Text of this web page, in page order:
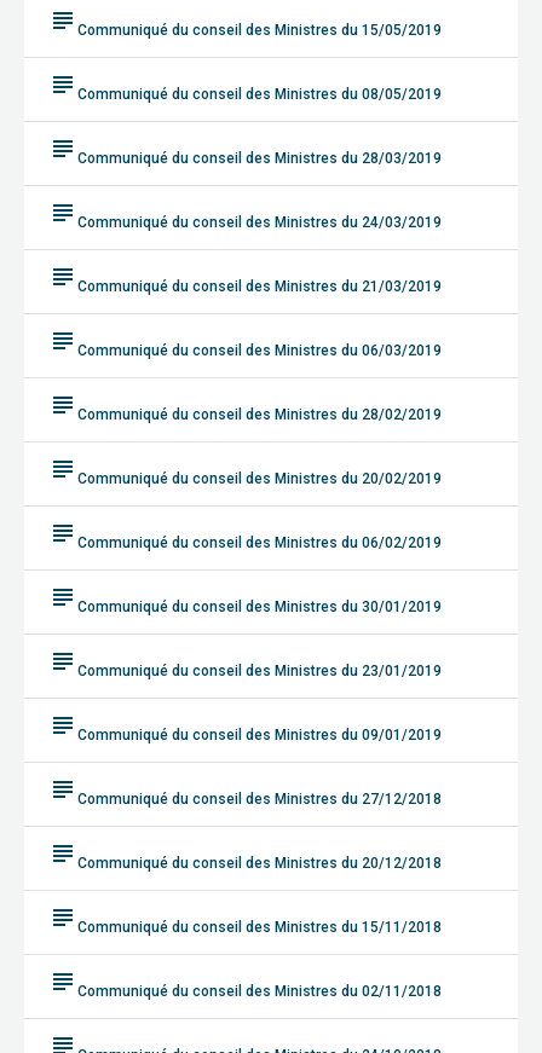
subject Communiqué du conseil des Ministres du 15/05/2019
subject Communiqué du conseil des Ministres du 08/05/2019
subject Communiqué du conseil des Ministres du 28/03/2019
subject Communiqué du conseil des Ministres du 24/03/2019
subject Communiqué du conseil des Ministres du 21/03/2019
subject Communiqué du conseil des Ministres du 06/03/2019
subject Communiqué du conseil des Ministres du 28/02/2019
subject Communiqué du conseil des Ministres du 20/02/2019
subject Communiqué du conseil des Ministres du 06/02/2019
subject Communiqué du conseil des Ministres du 30/01/2019
subject Communiqué du conseil des Ministres du 23/01/2019
subject Communiqué du conseil des Ministres du 09/01/2019
subject Communiqué du conseil des Ministres du 27/12/2018
subject Communiqué du conseil des Ministres du 20/12/2018
subject Communiqué du conseil des Ministres du 15/11/2018
subject Communiqué du conseil des Ministres du 02/11/2018
subject